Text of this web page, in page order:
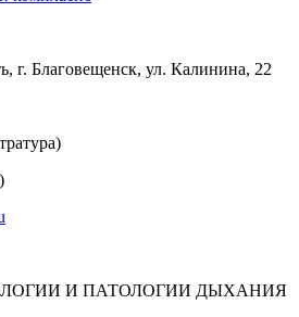
г. Благовещенск, ул. Калинина, 22
И ПАТОЛОГИИ ДЫХАНИЯ